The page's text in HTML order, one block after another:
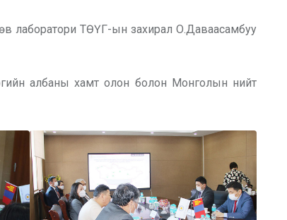
лаборатори ТӨҮГ-ын захирал О.Даваасамбуу
албаны хамт олон болон Монголын нийт